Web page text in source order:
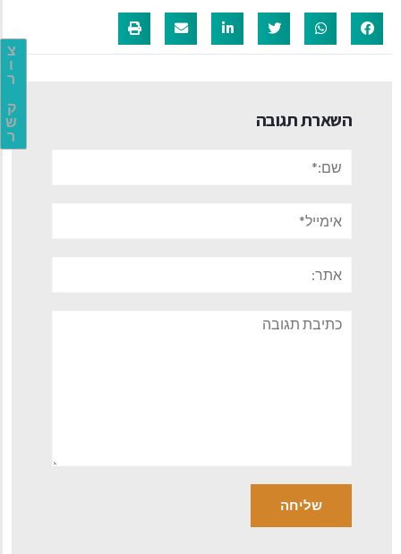
צ
ו
ר
ק
ש
ר
השארת תגובה
תגובה